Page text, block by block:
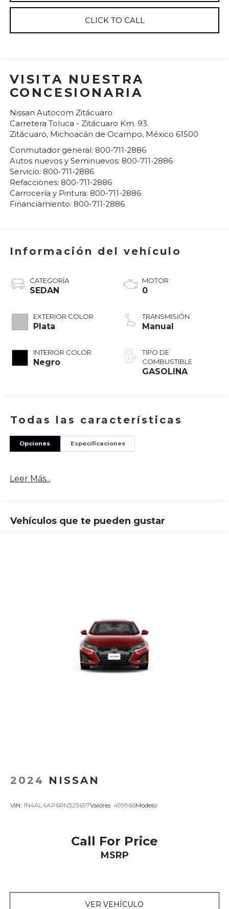
CLICK TO CALL
VISITA NUESTRA
CONCESIONARIA
Nissan Autocom Zitácuaro
Carretera Toluca - Zitácuaro Km. 93.
Zitácuaro, Michoacán de Ocampo, México 61500
Conmutador general: 800-711-2886
Autos nuevos y Seminuevos: 800-711-2886
Servicio: 800-711-2886
Refacciones: 800-711-2886
Carrocería y Pintura: 800-711-2886
Financiamiento: 800-711-2886
Información del vehículo
CATEGORÍA
SEDAN
EXTERIOR COLOR
Plata
INTERIOR COLOR
Negro
MOTOR
0
TRANSMISIÓN
Manual
TIPO DE
COMBUSTIBLE
GASOLINA
Todas las características
Opciones Especificaciones
Leer Más...
Vehículos que te pueden gustar
2024 NISSAN
VIN: 1N4AL4AP6RN323697Valores: 499966Modelo:
Call For Price
MSRP
VER VEHÍCULO